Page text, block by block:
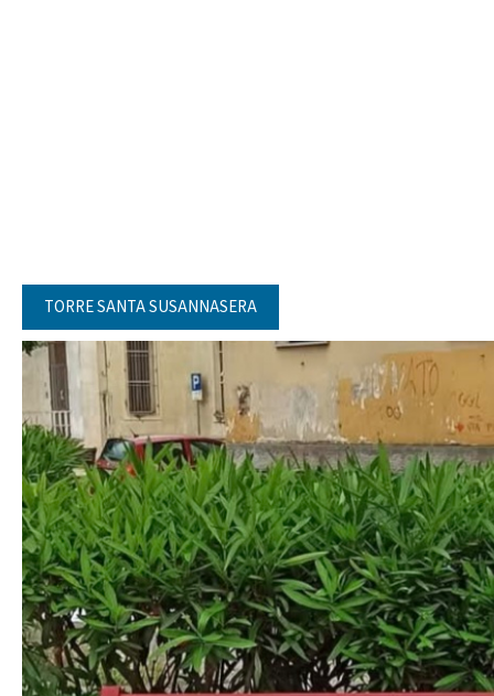
TORRE SANTA SUSANNASERA